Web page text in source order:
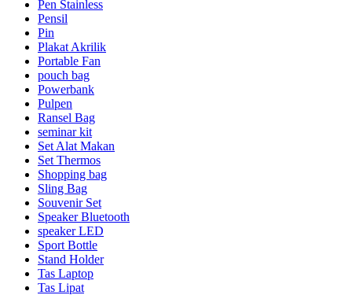
Pen Stainless
Pensil
Pin
Plakat Akrilik
Portable Fan
pouch bag
Powerbank
Pulpen
Ransel Bag
seminar kit
Set Alat Makan
Set Thermos
Shopping bag
Sling Bag
Souvenir Set
Speaker Bluetooth
speaker LED
Sport Bottle
Stand Holder
Tas Laptop
Tas Lipat